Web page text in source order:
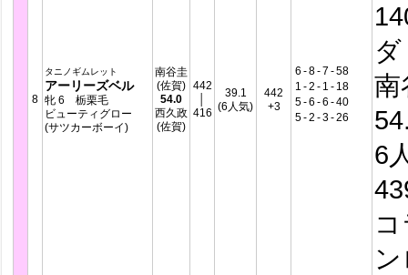
8
タニノギムレット
アーリーズベル
牝 6 栃栗毛
ビューティグロー
(サツカーボーイ)
南谷圭
(佐賀)
54.0
西久政
(佐賀)
442
416
39.1
(6人気)
442
+3
6 -8-7 -58
1 -2 - 1 - 18
5-6 -6 -40
5-2 -3-26
6